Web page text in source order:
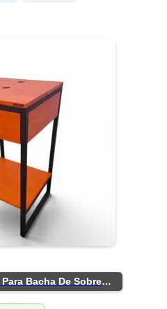
Vanitorio Compacto Para Bacha De Sobreponer